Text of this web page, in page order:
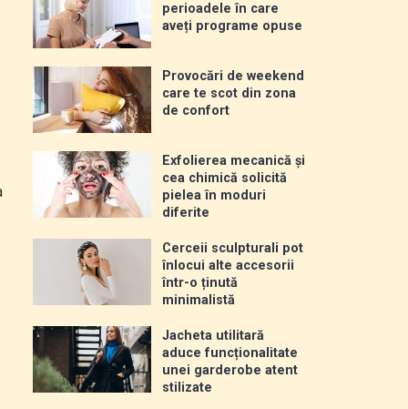
perioadele în care
aveți programe opuse
Provocări de weekend
care te scot din zona
de confort
Exfolierea mecanică și
cea chimică solicită
pielea în moduri
diferite
Cerceii sculpturali pot
înlocui alte accesorii
într-o ținută
minimalistă
Jacheta utilitară
aduce funcționalitate
unei garderobe atent
stilizate